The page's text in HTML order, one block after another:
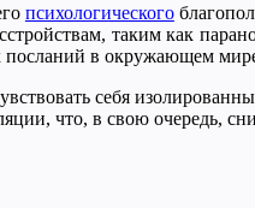
психологического
таким как
посланий в окружающем
себя
что, в свою очередь,